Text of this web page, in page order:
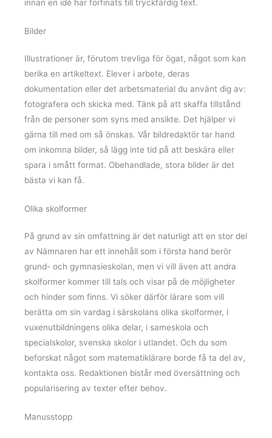
innan en idé har förfinats till tryckfärdig text.
Bilder
Illustrationer är, förutom trevliga för ögat, något som kan
berika en artikeltext. Elever i arbete, deras
dokumentation eller det arbetsmaterial du använt dig av:
fotografera och skicka med. Tänk på att skaffa tillstånd
från de personer som syns med ansikte. Det hjälper vi
gärna till med om så önskas. Vår bildredaktör tar hand
om inkomna bilder, så lägg inte tid på att beskära eller
spara i smått format. Obehandlade, stora bilder är det
bästa vi kan få.
Olika skolformer
På grund av sin omfattning är det naturligt att en stor del
av Nämnaren har ett innehåll som i första hand berör
grund- och gymnasieskolan, men vi vill även att andra
skolformer kommer till tals och visar på de möjligheter
och hinder som finns. Vi söker därför lärare som vill
berätta om sin vardag i särskolans olika skolformer, i
vuxenutbildningens olika delar, i sameskola och
specialskolor, svenska skolor i utlandet. Och du som
beforskat något som matematiklärare borde få ta del av,
kontakta oss. Redaktionen bistår med översättning och
popularisering av texter efter behov.
Manusstopp